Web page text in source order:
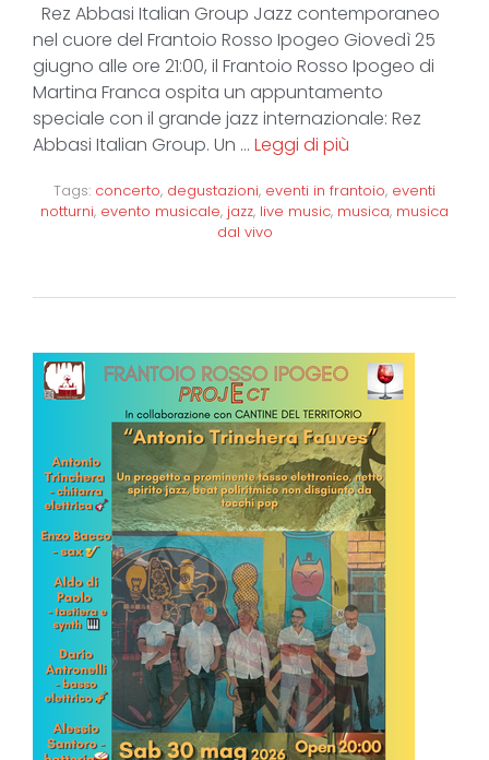
Rez Abbasi Italian Group Jazz contemporaneo
nel cuore del Frantoio Rosso Ipogeo Giovedì 25
giugno alle ore 21:00, il Frantoio Rosso Ipogeo di
Martina Franca ospita un appuntamento
speciale con il grande jazz internazionale: Rez
Abbasi Italian Group. Un … Leggi di più
Tags: concerto, degustazioni, eventi in frantoio, eventi
notturni, evento musicale, jazz, live music, musica, musica
dal vivo